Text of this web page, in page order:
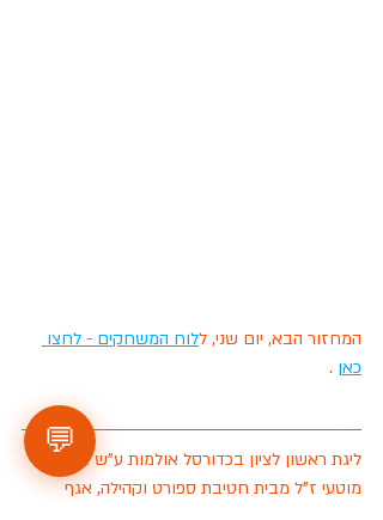
💬
המחזור הבא, יום שני, ללוח המשחקים - לחצו
כאן .
ליגת ראשון לציון בכדורסל אולמות ע"ש אורנתן
מוטעי ז"ל מבית חטיבת ספורט וקהילה, אגף